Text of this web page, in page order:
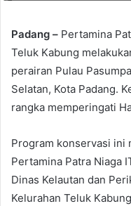
Padang – Pertamina
Teluk Kabung
perairan Pulau
Selatan, Kota Padang.
rangka memperingati
Program konservasi ini
Pertamina Patra Niaga
Dinas Kelautan dan
Kelurahan Teluk